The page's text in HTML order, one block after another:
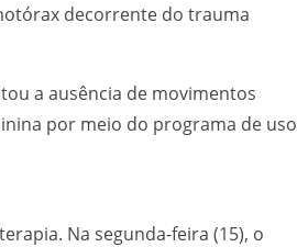
decorrente do trauma
a ausência de movimentos
por meio do programa de uso
Na segunda-feira (15), o